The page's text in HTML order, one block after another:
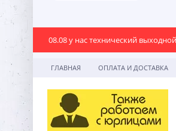
08.08 у нас технический
ГЛАВНАЯ ОПЛАТА И ДОСТАВКА